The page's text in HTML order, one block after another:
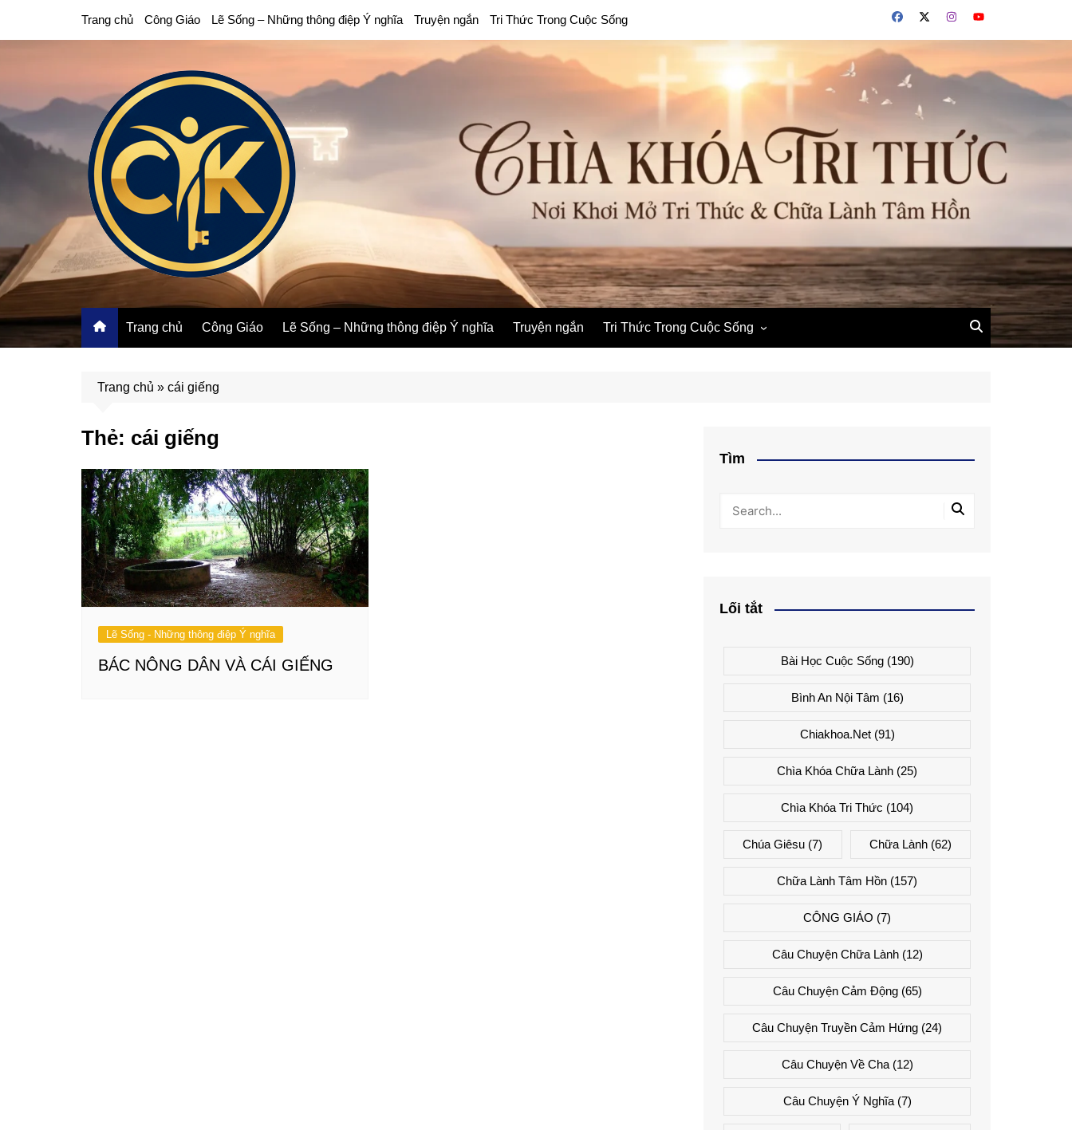
Trang chủ Công Giáo Lẽ Sống – Những thông điệp Ý nghĩa Truyện ngắn Tri Thức Trong Cuộc Sống
Trang chủ Công Giáo Lẽ Sống – Những thông điệp Ý nghĩa Truyện ngắn Tri Thức Trong Cuộc Sống
Trang chủ » cái giếng
Thẻ: cái giếng
Lẽ Sống - Những thông điệp Ý nghĩa
BÁC NÔNG DÂN VÀ CÁI GIẾNG
Tìm
Lối tắt
Bài Học Cuộc Sống(190)
Bình An Nội Tâm (16)
Chiakhoa.net(91)
Chìa Khóa Chữa Lành (25)
Chìa Khóa Tri Thức (104)
Chúa Giêsu (7) Chữa Lành(62)
Chữa Lành Tâm Hồn (157)
CÔNG GIÁO (7)
Câu Chuyện Chữa Lành(12)
Câu Chuyện Cảm Động(65)
Câu Chuyện Truyền Cảm Hứng (24)
Câu Chuyện Về Cha(12)
Câu Chuyện Ý Nghĩa(7)